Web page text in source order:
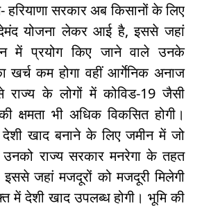
सरकार अब किसानों के लिए
योजना लेकर आई है, इससे जहां
में प्रयोग किए जाने वाले उनके
खर्च कम होगा वहीं आर्गेनिक अनाज
राज्य के लोगों में कोविड-19 जैसी
क्षमता भी अधिक विकसित होगी।
खाद बनाने के लिए जमीन में जो
राज्य सरकार मनरेगा के तहत
जहां मजदूरों को मजदूरी मिलेगी
में देशी खाद उपलब्ध होगी। भूमि की